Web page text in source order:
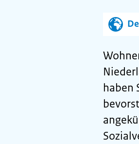
haben